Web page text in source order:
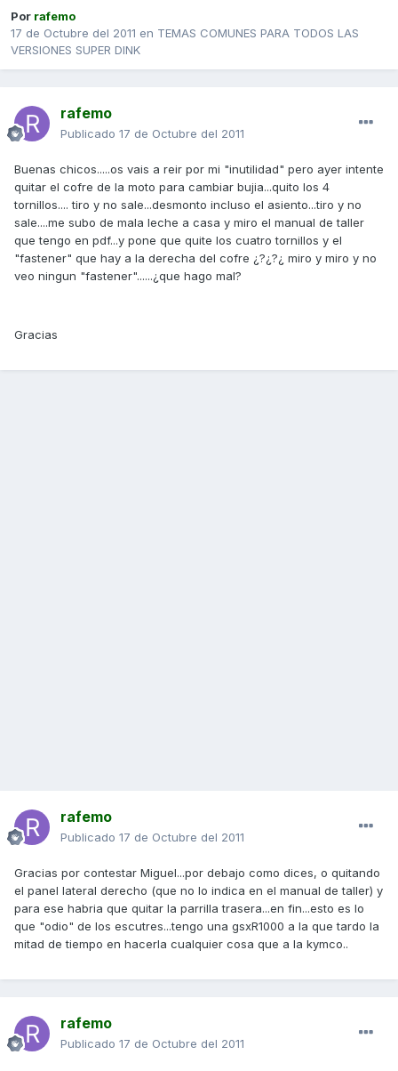
Por rafemo
17 de Octubre del 2011 en TEMAS COMUNES PARA TODOS LAS
VERSIONES SUPER DINK
rafemo
Publicado 17 de Octubre del 2011
Buenas chicos.....os vais a reir por mi "inutilidad" pero ayer intente
quitar el cofre de la moto para cambiar bujia...quito los 4
tornillos.... tiro y no sale...desmonto incluso el asiento...tiro y no
sale....me subo de mala leche a casa y miro el manual de taller
que tengo en pdf...y pone que quite los cuatro tornillos y el
"fastener" que hay a la derecha del cofre ¿?¿?¿ miro y miro y no
veo ningun "fastener"......¿que hago mal?
Gracias
rafemo
Publicado 17 de Octubre del 2011
Gracias por contestar Miguel...por debajo como dices, o quitando
el panel lateral derecho (que no lo indica en el manual de taller) y
para ese habria que quitar la parrilla trasera...en fin...esto es lo
que "odio" de los escutres...tengo una gsxR1000 a la que tardo la
mitad de tiempo en hacerla cualquier cosa que a la kymco..
rafemo
Publicado 17 de Octubre del 2011